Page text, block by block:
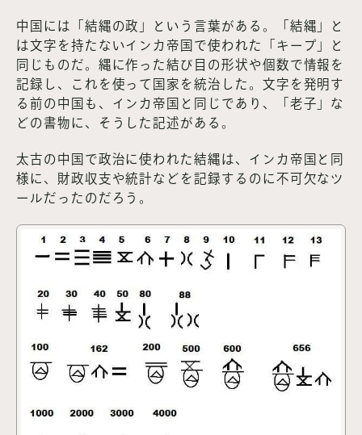
中国には「結縄の政」という言葉がある。「結縄」と
は文字を持たないインカ帝国で使われた「キープ」と
同じものだ。縄に作った結び目の形状や個数で情報を
記録し、これを使って国家を統治した。文字を発明す
る前の中国も、インカ帝国と同じであり、「老子」な
どの書物に、そうした記述がある。
太古の中国で政治に使われた結縄は、インカ帝国と同
様に、財政収支や統計などを記録するのに不可欠なツ
ールだったのだろう。